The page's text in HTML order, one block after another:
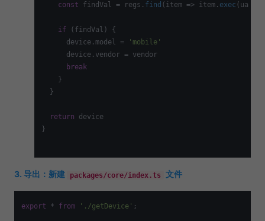
const findVal = regs. find ( item => item. exec (ua
if (findVal) {
      device.
model =
'mobile'
      device.
vendor = vendor
break
    }
  }
return device
}
3. 导出：新建 packages/core/index.ts 文件
export * from './getDevice'